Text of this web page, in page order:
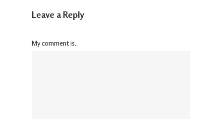
Leave a Reply
My comment is..